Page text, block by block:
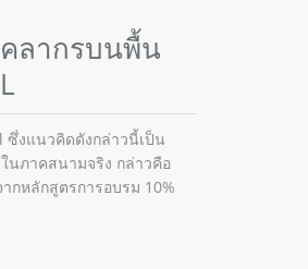
ลากรบนพื้น
ซึ่งแนวคิดดังกล่าวนี้เป็น
นภาคสนามจริง กล่าวคือ
กหลักสูตรการอบรม 10%